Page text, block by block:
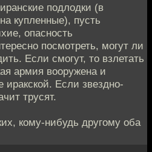
подлодки (в
купленные), пусть
опасность
посмотреть, могут ли
Если смогут, то взлетать
армия вооружена и
Если звездно-
трусят.
кому-нибудь другому оба